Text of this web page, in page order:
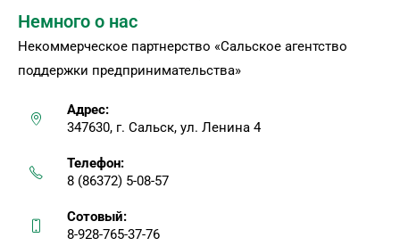
Немного о нас
Некоммерческое партнерство «Сальское агентство
поддержки предпринимательства»
Адрес:
347630, г. Сальск, ул. Ленина 4
Телефон:
8 (86372) 5-08-57
Сотовый:
8-928-765-37-76